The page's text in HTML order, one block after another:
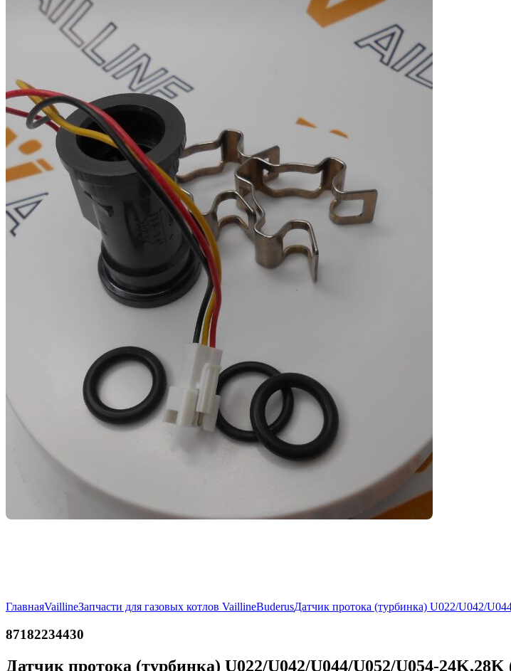
ГлавнаяVaillineЗапчасти для газовых котлов VaillineBuderusДатчик протока (турбинка) U022/U042/
87182234430
Датчик протока (турбинка) U022/U042/U044/U052/U054-